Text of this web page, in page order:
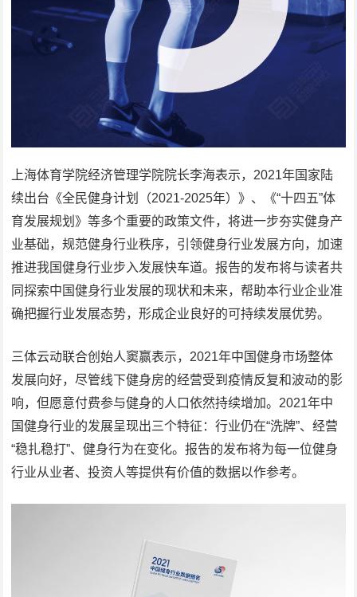
上海体育学院经济管理学院院长李海表示，2021年国家陆
续出台《全民健身计划（2021-2025年）》、《“十四五”体
育发展规划》等多个重要的政策文件，将进一步夯实健身产
业基础，规范健身行业秩序，引领健身行业发展方向，加速
推进我国健身行业步入发展快车道。报告的发布将与读者共
同探索中国健身行业发展的现状和未来，帮助本行业企业准
确把握行业发展态势，形成企业良好的可持续发展优势。
三体云动联合创始人窦赢表示，2021年中国健身市场整体
发展向好，尽管线下健身房的经营受到疫情反复和波动的影
响，但愿意付费参与健身的人口依然持续增加。2021年中
国健身行业的发展呈现出三个特征：行业仍在“洗牌”、经营
“稳扎稳打”、健身行为在变化。报告的发布将为每一位健身
行业从业者、投资人等提供有价值的数据以作参考。